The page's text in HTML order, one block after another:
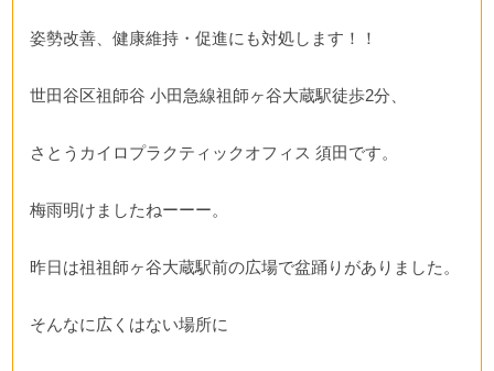
姿勢改善、健康維持・促進にも対処します！！
世田谷区祖師谷 小田急線祖師ヶ谷大蔵駅徒歩2分、
さとうカイロプラクティックオフィス 須田です。
梅雨明けましたねーーー。
昨日は祖祖師ヶ谷大蔵駅前の広場で盆踊りがありました。
そんなに広くはない場所に